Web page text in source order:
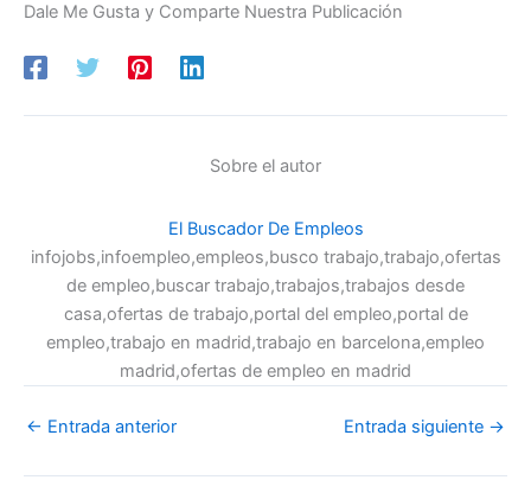
Dale Me Gusta y Comparte Nuestra Publicación
Sobre el autor
El Buscador De Empleos
infojobs,infoempleo,empleos,busco trabajo,trabajo,ofertas
de empleo,buscar trabajo,trabajos,trabajos desde
casa,ofertas de trabajo,portal del empleo,portal de
empleo,trabajo en madrid,trabajo en barcelona,empleo
madrid,ofertas de empleo en madrid
← Entrada anterior Entrada siguiente →